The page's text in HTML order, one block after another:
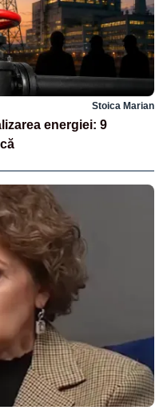
Stoica Marian
energiei: 9